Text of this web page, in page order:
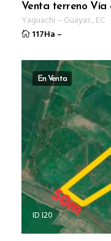
Venta terreno Vía
Yaguachi – Guayas, EC
117Ha –
En Venta
ID I20